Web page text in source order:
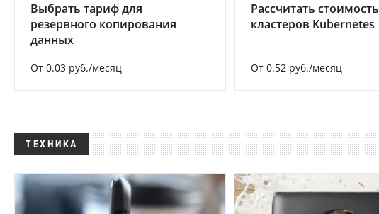
Выбрать тариф для
резервного копирования
данных
От 0.03 руб./месяц
Рассчитать стоимость
кластеров Kubernetes
От 0.52 руб./месяц
ТЕХНИКА